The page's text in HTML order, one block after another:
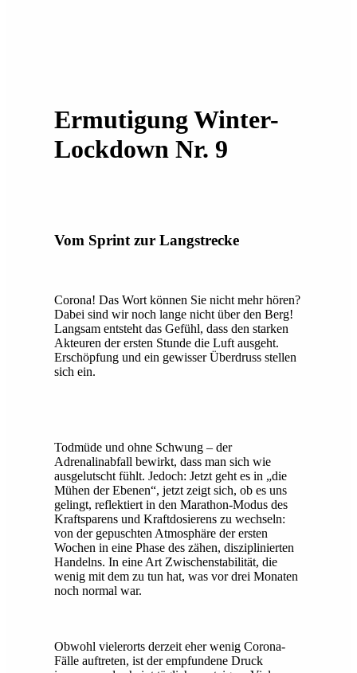
Ermutigung Winter-
Lockdown Nr. 9
Vom Sprint zur Langstrecke
Corona! Das Wort können Sie nicht mehr hören?
Dabei sind wir noch lange nicht über den Berg!
Langsam entsteht das Gefühl, dass den starken
Akteuren der ersten Stunde die Luft ausgeht.
Erschöpfung und ein gewisser Überdruss stellen
sich ein.
Todmüde und ohne Schwung – der
Adrenalinabfall bewirkt, dass man sich wie
ausgelutscht fühlt. Jedoch: Jetzt geht es in „die
Mühen der Ebenen“, jetzt zeigt sich, ob es uns
gelingt, reflektiert in den Marathon-Modus des
Kraftsparens und Kraftdosierens zu wechseln:
von der gepuschten Atmosphäre der ersten
Wochen in eine Phase des zähen, disziplinierten
Handelns. In eine Art Zwischenstabilität, die
wenig mit dem zu tun hat, was vor drei Monaten
noch normal war.
Obwohl vielerorts derzeit eher wenig Corona-
Fälle auftreten, ist der empfundene Druck